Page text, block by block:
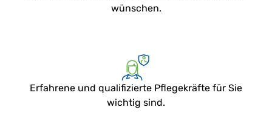
wünschen.
Erfahrene und qualifizierte Pflegekräfte für Sie
wichtig sind.